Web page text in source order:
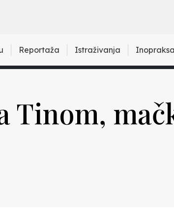
Reportaža Istraživanja Inopraksa
Tinom,